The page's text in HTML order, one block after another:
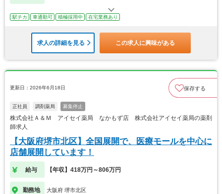
駅チカ 車通勤可 積極採用中 在宅業務あり
求人の詳細を見る この求人に興味がある
更新日：2026年6月18日 保存する
正社員 調剤薬局 募集停止
株式会社Ａ＆Ｍ アイセイ薬局 なかもず店 株式会社アイセイ薬局の薬剤
師求人
【大阪府堺市北区】全国展開で、医療モールを中心に
店舗展開しています！
給与 【年収】418万円～806万円
勤務地 大阪府 堺市北区